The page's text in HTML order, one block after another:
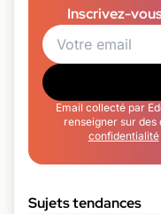
Inscrivez-
Email collecté par
renseigner sur
confidentialité
Sujets tendances